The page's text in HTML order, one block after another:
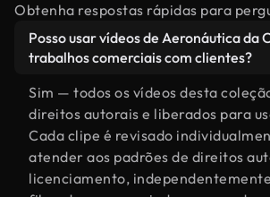
Obtenha respostas rápidas para
Posso usar vídeos de Aeronáutica da
trabalhos comerciais com clientes?
Sim — todos os vídeos desta
direitos autorais e liberados para
Cada clipe é revisado
atender aos padrões de direitos
licenciamento,